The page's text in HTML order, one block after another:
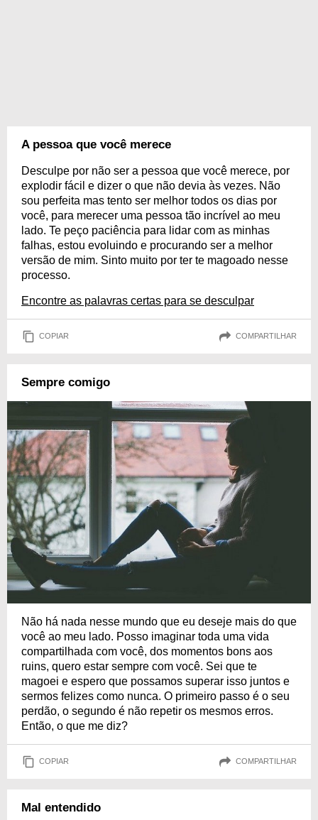
A pessoa que você merece
Desculpe por não ser a pessoa que você merece, por
explodir fácil e dizer o que não devia às vezes. Não
sou perfeita mas tento ser melhor todos os dias por
você, para merecer uma pessoa tão incrível ao meu
lado. Te peço paciência para lidar com as minhas
falhas, estou evoluindo e procurando ser a melhor
versão de mim. Sinto muito por ter te magoado nesse
processo.
Encontre as palavras certas para se desculpar
COPIAR COMPARTILHAR
Sempre comigo
Não há nada nesse mundo que eu deseje mais do que
você ao meu lado. Posso imaginar toda uma vida
compartilhada com você, dos momentos bons aos
ruins, quero estar sempre com você. Sei que te
magoei e espero que possamos superar isso juntos e
sermos felizes como nunca. O primeiro passo é o seu
perdão, o segundo é não repetir os mesmos erros.
Então, o que me diz?
COPIAR COMPARTILHAR
Mal entendido